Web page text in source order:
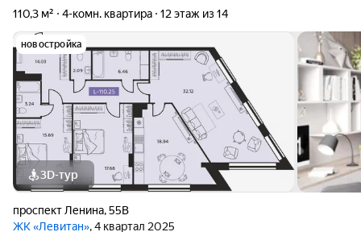
110,3 м²
4-комн. квартира 12 этаж из 14
новостройка
3D-тур
проспект Ленина,55В
ЖК «Левитан», 4 квартал 2025